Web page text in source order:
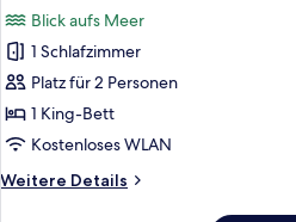
SUITE
FREE
UPGRADE
TO
EXCELLENCE
CLUB
JUNIOR
SWIM-
Blick aufs Meer
1 Schlafzimmer
Platz für 2 Personen
1 King-Bett
Kostenloses WLAN
Weitere Details
Weitere